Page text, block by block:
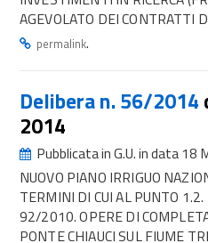
AGEVOLATO DEI CONTRATTI
permalink.
Delibera n. 56/2014
2014
Pubblicata in G.U. in data 18
NUOVO PIANO IRRIGUO
TERMINI DI CUI AL PUNTO
92/2010. OPERE DI
PONTE CHIAUCI SUL FIUME